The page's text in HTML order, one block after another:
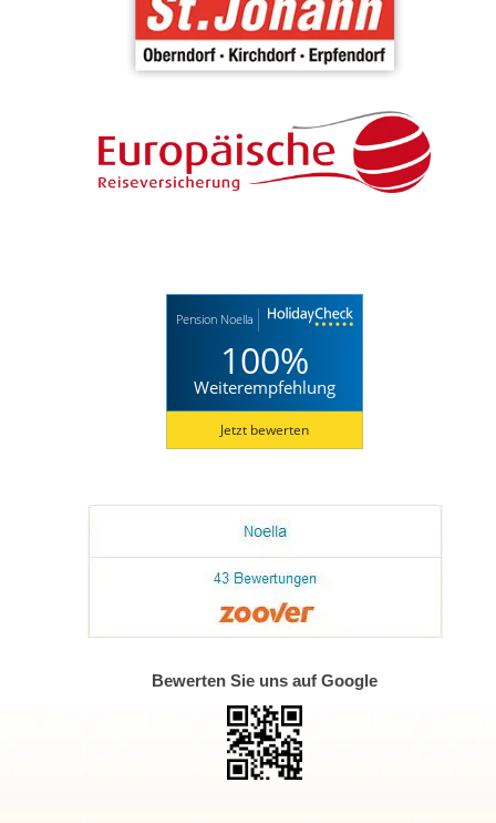
Pension Noella
100%
Weiterempfehlung
Jetzt bewerten
Bewerten Sie uns auf Google